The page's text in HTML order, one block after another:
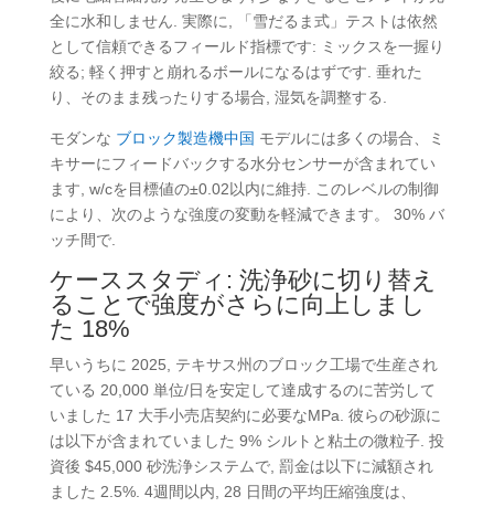
全に水和しません. 実際に, 「雪だるま式」テストは依然
として信頼できるフィールド指標です: ミックスを一握り
絞る; 軽く押すと崩れるボールになるはずです. 垂れた
り、そのまま残ったりする場合, 湿気を調整する.
モダンな ブロック製造機中国 モデルには多くの場合、ミ
キサーにフィードバックする水分センサーが含まれてい
ます, w/cを目標値の±0.02以内に維持. このレベルの制御
により、次のような強度の変動を軽減できます。 30% バ
ッチ間で.
ケーススタディ: 洗浄砂に切り替え
ることで強度がさらに向上しまし
た 18%
早いうちに 2025, テキサス州のブロック工場で生産され
ている 20,000 単位/日を安定して達成するのに苦労して
いました 17 大手小売店契約に必要なMPa. 彼らの砂源に
は以下が含まれていました 9% シルトと粘土の微粒子. 投
資後 $45,000 砂洗浄システムで, 罰金は以下に減額され
ました 2.5%. 4週間以内, 28 日間の平均圧縮強度は、